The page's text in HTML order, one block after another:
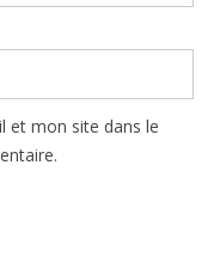
et mon site dans le